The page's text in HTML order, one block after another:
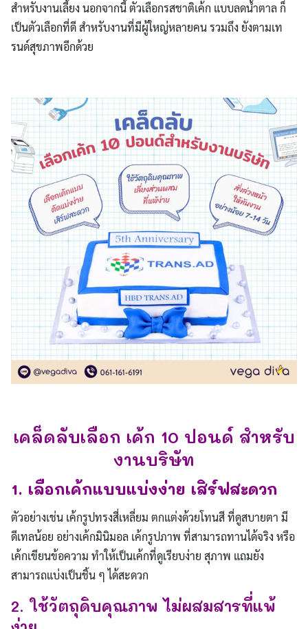
สำหรับงานเลี้ยง นอกจากนี้ ตัวเลือกรสชาติเค้ก แบบลดน้ำตาล ก็
เป็นตัวเลือกที่ดี สำหรับงานที่มีผู้ใหญ่หลายคน รวมถึง ยังตามเท
รนด์สุขภาพอีกด้วย
เคล็ดลับเลือก เค้ก 10 ปอนด์ สำหรับ
งานบริษัท
1. เลือกเค้กแบบแบ่งง่าย เสิร์ฟสะดวก
ตัวอย่างเช่น เค้กรูปทรงสี่เหลี่ยม ตกแต่งด้วยโทนสี ที่ดูสบายตา มี
ดีเทลน้อย อย่างเค้กมินิมอล เค้กรูปภาพ ที่สามารถทานได้จริง หรือ
เค้กเขียนข้อความ ทำให้เป็นเค้กที่ดูเรียบง่าย สุภาพ แถมยัง
สามารถแบ่งเป็นชิ้น ๆ ได้สะดวก
2. ใช้วัตถุดิบคุณภาพ ไม่ผสมสารที่แพ้